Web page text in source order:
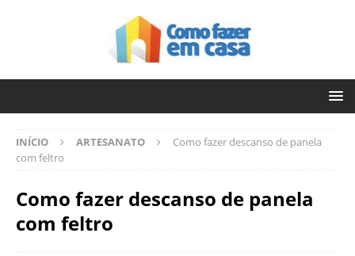
INÍCIO ARTESANATO
Como fazer descanso de panela
com feltro
Como fazer descanso de panela
com feltro